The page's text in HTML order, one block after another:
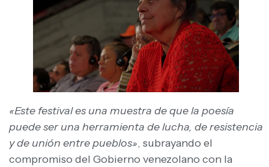
«Este festival es una muestra de que la poesía
puede ser una herramienta de lucha, de resistencia
y de unión entre pueblos», subrayando el
compromiso del Gobierno venezolano con la